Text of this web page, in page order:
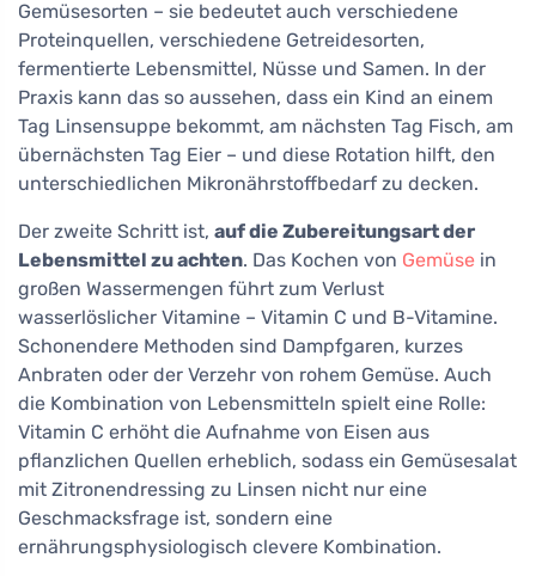
Gemüsesorten – sie bedeutet auch verschiedene
Proteinquellen, verschiedene Getreidesorten,
fermentierte Lebensmittel, Nüsse und Samen. In der
Praxis kann das so aussehen, dass ein Kind an einem
Tag Linsensuppe bekommt, am nächsten Tag Fisch, am
übernächsten Tag Eier – und diese Rotation hilft, den
unterschiedlichen Mikronährstoffbedarf zu decken.
Der zweite Schritt ist, auf die Zubereitungsart der
Lebensmittel zu achten. Das Kochen von Gemüse in
großen Wassermengen führt zum Verlust
wasserlöslicher Vitamine – Vitamin C und B-Vitamine.
Schonendere Methoden sind Dampfgaren, kurzes
Anbraten oder der Verzehr von rohem Gemüse. Auch
die Kombination von Lebensmitteln spielt eine Rolle:
Vitamin C erhöht die Aufnahme von Eisen aus
pflanzlichen Quellen erheblich, sodass ein Gemüsesalat
mit Zitronendressing zu Linsen nicht nur eine
Geschmacksfrage ist, sondern eine
ernährungsphysiologisch clevere Kombination.